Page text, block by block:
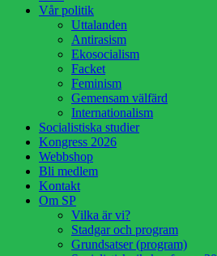
Vår politik
Uttalanden
Antirasism
Ekosocialism
Facket
Feminism
Gemensam välfärd
Internationalism
Socialistiska studier
Kongress 2026
Webbshop
Bli medlem
Kontakt
Om SP
Vilka är vi?
Stadgar och program
Grundsatser (program)